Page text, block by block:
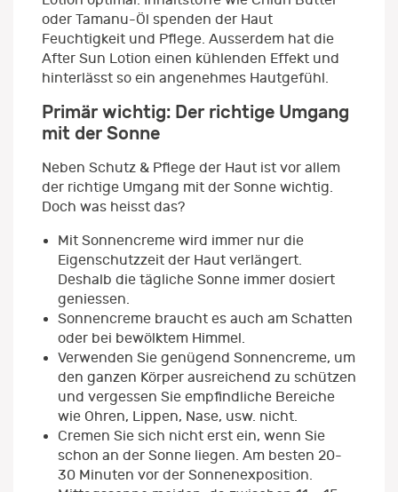
oder Tamanu-Öl spenden der Haut
Feuchtigkeit und Pflege. Ausserdem hat die
After Sun Lotion einen kühlenden Effekt und
hinterlässt so ein angenehmes Hautgefühl.
Primär wichtig: Der richtige Umgang
mit der Sonne
Neben Schutz & Pflege der Haut ist vor allem
der richtige Umgang mit der Sonne wichtig.
Doch was heisst das?
Mit Sonnencreme wird immer nur die
Eigenschutzzeit der Haut verlängert.
Deshalb die tägliche Sonne immer dosiert
geniessen.
Sonnencreme braucht es auch am Schatten
oder bei bewölktem Himmel.
Verwenden Sie genügend Sonnencreme, um
den ganzen Körper ausreichend zu schützen
und vergessen Sie empfindliche Bereiche
wie Ohren, Lippen, Nase, usw. nicht.
Cremen Sie sich nicht erst ein, wenn Sie
schon an der Sonne liegen. Am besten 20-
30 Minuten vor der Sonnenexposition.